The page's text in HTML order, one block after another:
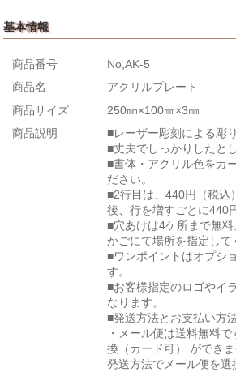
基本情報
商品番号
No,AK-5
商品名
アクリルプレート
商品サイズ
250㎜×100㎜×3㎜
商品説明
■レーザー彫刻による彫
■丈夫でしっかりしたと
■書体・アクリル色をカ
ださい。
■2行目は、440円（税込
後、行を増すごとに440
■穴あけは4ケ所まで無
かごにて場所を指定して
■ワンポイントはオプシ
す。
■お客様指定のロゴやイ
なります。
■発送方法とお支払い方
・メール便は送料無料
換（カード可） ができま
発送方法でメール便を